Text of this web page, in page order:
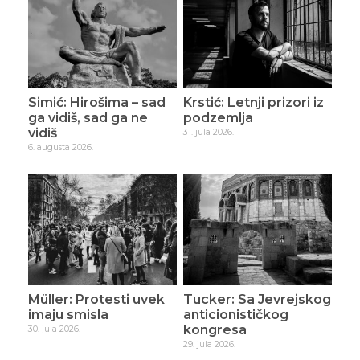
Simić: Hirošima – sad
ga vidiš, sad ga ne
vidiš
6. augusta 2026.
Krstić: Letnji prizori iz
podzemlja
31. jula 2026.
Müller: Protesti uvek
imaju smisla
30. jula 2026.
Tucker: Sa Jevrejskog
anticionističkog
kongresa
29. jula 2026.